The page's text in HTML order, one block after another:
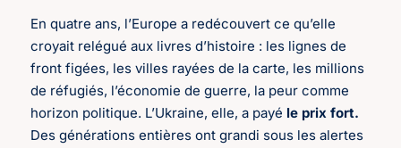
En quatre ans, l’Europe a redécouvert ce qu’elle
croyait relégué aux livres d’histoire : les lignes de
front figées, les villes rayées de la carte, les millions
de réfugiés, l’économie de guerre, la peur comme
horizon politique. L’Ukraine, elle, a payé le prix fort.
Des générations entières ont grandi sous les alertes